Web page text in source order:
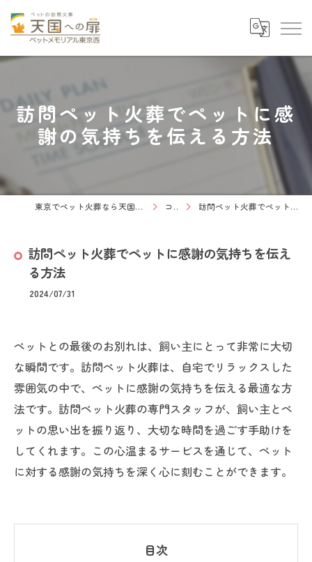
訪問ペット火葬でペットに感
謝の気持ちを伝える方法
東京でペット火葬なら天国への扉 ペットメモリアル東京西 コラム 訪問ペット火葬でペットに感謝の気持ちを伝える方法
訪問ペット火葬でペットに感謝の気持ちを伝え
る方法
2024/07/31
ペットとの最後のお別れは、飼い主にとって非常に大切
な瞬間です。訪問ペット火葬は、自宅でリラックスした
雰囲気の中で、ペットに感謝の気持ちを伝える最適な方
法です。訪問ペット火葬の専門スタッフが、飼い主とペ
ットの思い出を振り返り、大切な時間を過ごす手助けを
してくれます。この心温まるサービスを通じて、ペット
に対する感謝の気持ちを深く心に刻むことができます。
目次